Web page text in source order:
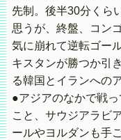
先制。後半30分くら
思うが、終盤、コン
気に崩れて逆転ゴー
キスタンが勝つか引
る韓国とイランへの
●アジアのなかで戦
こと、サウジアラビ
ールやヨルダンも手